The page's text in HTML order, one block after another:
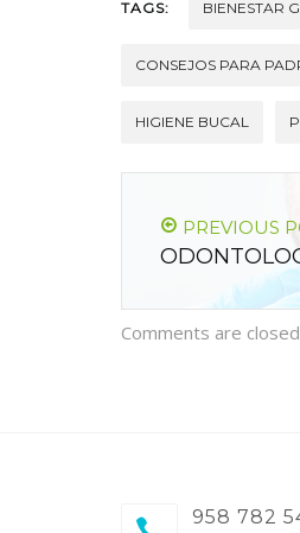
TAGS: BIENESTAR
CONSEJOS PARA
HIGIENE BUCAL
PREVIOUS
Comments are
958 782